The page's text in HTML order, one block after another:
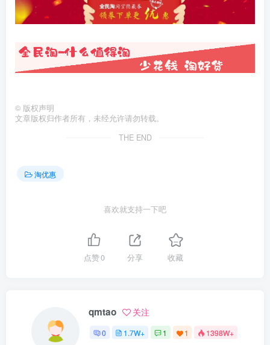
© 版权声明
文章版权归作者所有，未经允许请勿转载。
THE END
淘优惠
喜欢就支持一下吧
点赞0 分享 收藏
qmtao 关注
0 1.7W+ 1 1 1398W+